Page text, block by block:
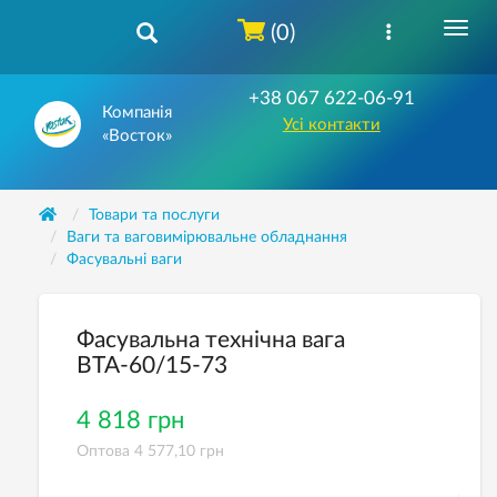
Компанія
«Восток»
+38 067 622-06-91
Усі контакти
(0)
Товари та послуги
Ваги та ваговимірювальне обладнання
Фасувальнi ваги
Фасувальна технічна вага
ВТА-60/15-73
4 818 грн
Оптова 4 577,10 грн